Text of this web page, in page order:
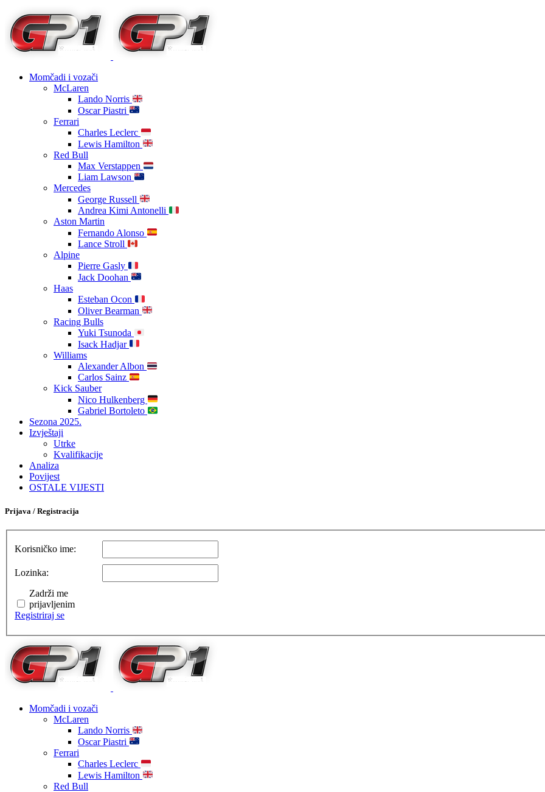
Momčadi i vozači
McLaren
Lando Norris
Oscar Piastri
Ferrari
Charles Leclerc
Lewis Hamilton
Red Bull
Max Verstappen
Liam Lawson
Mercedes
George Russell
Andrea Kimi Antonelli
Aston Martin
Fernando Alonso
Lance Stroll
Alpine
Pierre Gasly
Jack Doohan
Haas
Esteban Ocon
Oliver Bearman
Racing Bulls
Yuki Tsunoda
Isack Hadjar
Williams
Alexander Albon
Carlos Sainz
Kick Sauber
Nico Hulkenberg
Gabriel Bortoleto
Sezona 2025.
Izvještaji
Utrke
Kvalifikacije
Analiza
Povijest
OSTALE VIJESTI
Prijava / Registracija
Korisničko ime:
Lozinka:
Zadrži me
prijavljenim
Registriraj se
Momčadi i vozači
McLaren
Lando Norris
Oscar Piastri
Ferrari
Charles Leclerc
Lewis Hamilton
Red Bull